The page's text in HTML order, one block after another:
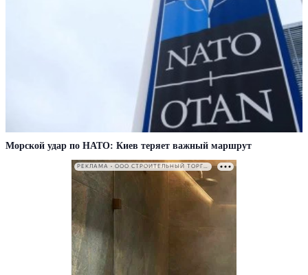
Морской удар по НАТО: Киев теряет важный маршрут
РЕКЛАМА • ООО СТРОИТЕЛЬНЫЙ ТОРГОВЫЙ ДОМ «ПЕТРОВИЧ». ИНН: 7802348846